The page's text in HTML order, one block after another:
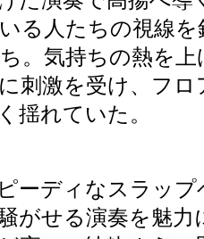
る人たちの視線
。気持ちの熱を上
刺激を受け、フ
揺れていた。
ーディなスラップ
がせる演奏を魅力